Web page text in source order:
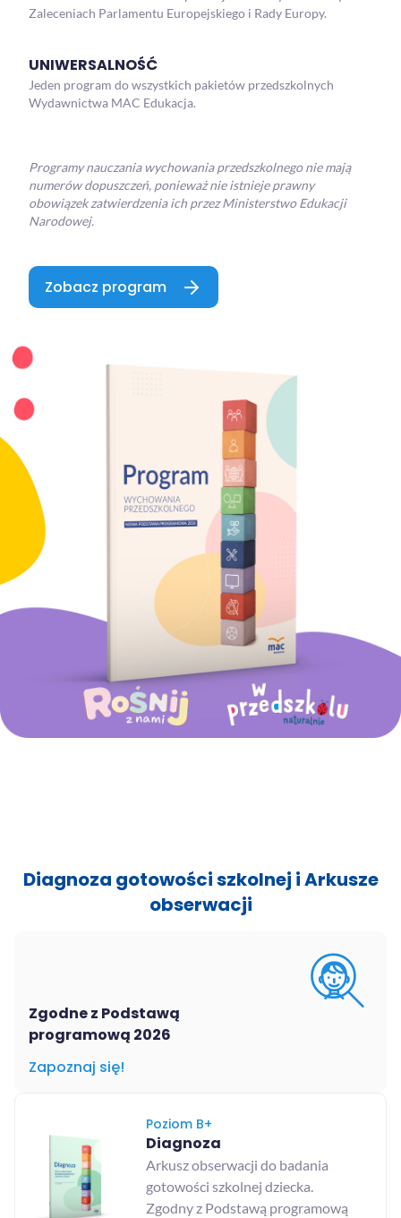
Zaleceniach Parlamentu Europejskiego i Rady Europy.
UNIWERSALNOŚĆ
Jeden program do wszystkich pakietów przedszkolnych
Wydawnictwa MAC Edukacja.
Programy nauczania wychowania przedszkolnego nie mają
numerów dopuszczeń, ponieważ nie istnieje prawny
obowiązek zatwierdzenia ich przez Ministerstwo Edukacji
Narodowej.
Zobacz program
Diagnoza gotowości szkolnej i Arkusze
obserwacji
Zgodne z Podstawą
programową 2026
Zapoznaj się!
Poziom B+
Diagnoza
Arkusz obserwacji do badania
gotowości szkolnej dziecka.
Zgodny z Podstawą programową